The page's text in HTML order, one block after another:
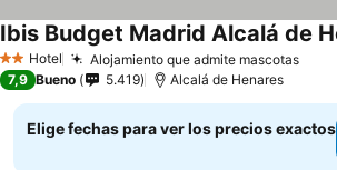
2 Estrellas
Hotel Alojamiento que admite mascotas
7,9 Bueno 5.419 Alcalá de Henares
Elige fechas para ver los precios exactos